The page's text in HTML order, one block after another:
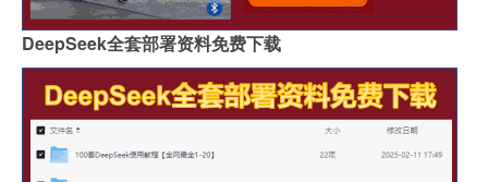
DeepSeek全套部署资料免费下载